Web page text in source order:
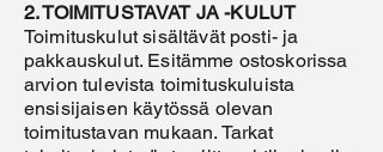
2. TOIMITUSTAVAT JA -KULUT
Toimituskulut sisältävät posti- ja
pakkauskulut. Esitämme ostoskorissa
arvion tulevista toimituskuluista
ensisijaisen käytössä olevan
toimitustavan mukaan. Tarkat